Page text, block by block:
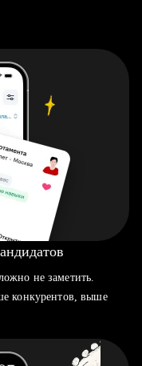
не заметить.
конкурентов, выше